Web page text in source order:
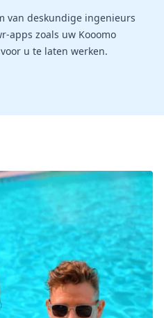
van deskundige ingenieurs
apps zoals uw Kooomo
u te laten werken.